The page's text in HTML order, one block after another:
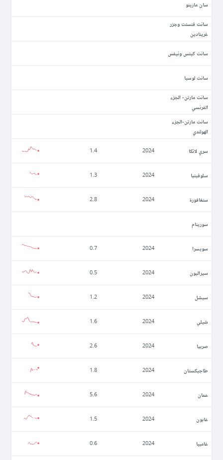
سان مارينو
سانت فنسنت وجزر
غرينادين
سانت كيتس ونيفس
سانت لوسيا
سانت مارتن- الجزء
الفرنسي
سانت مارتن-الجزء
الهولندي
سري لانكا 2024
1.4
سلوفينيا 2024
1.3
سنغافورة 2024
2.8
سورينام
سويسرا 2024
0.7
سيراليون 2024
0.5
سيشل 2024
1.2
شيلي 2024
1.6
صربيا 2024
2.6
طاجيكستان 2024
1.8
عمان 2024
5.6
غابون 2024
1.5
غامبيا 2024
0.6